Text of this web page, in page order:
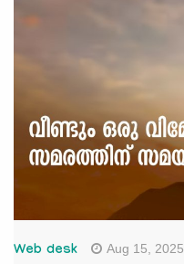
Web desk Aug 15, 2025